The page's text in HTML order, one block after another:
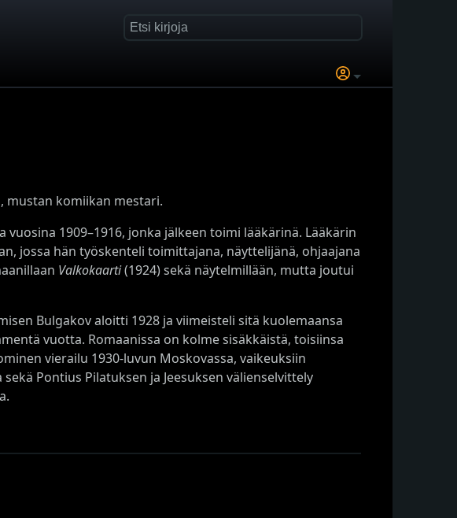
mustan komiikan mestari.
1909–1916, jonka jälkeen toimi lääkärinä. Lääkärin
jossa hän työskenteli toimittajana, näyttelijänä, ohjaajana
Valkokaarti(1924) sekä näytelmillään, mutta joutui
Bulgakov aloitti 1928 ja viimeisteli sitä kuolemaansa
vuotta. Romaanissa on kolme sisäkkäistä, toisiinsa
vierailu 1930-luvun Moskovassa, vaikeuksiin
Pontius Pilatuksen ja Jeesuksen välienselvittely